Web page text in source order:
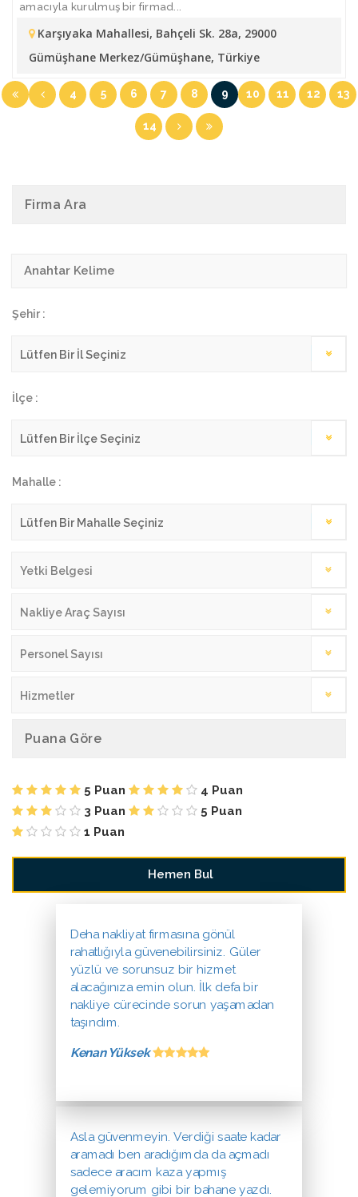
amacıyla kurulmuş bir firmad...
Karşıyaka Mahallesi, Bahçeli Sk. 28a, 29000
Gümüşhane Merkez/Gümüşhane, Türkiye
4 5 6 7 8 9 10 11 12 13
14
Firma Ara
Şehir :
İlçe :
Mahalle :
Yetki Belgesi
Nakliye Araç Sayısı
Personel Sayısı
Hizmetler
Puana Göre
5 Puan
4 Puan
3 Puan
5 Puan
1 Puan
Deha nakliyat firmasına gönül
rahatlığıyla güvenebilirsiniz. Güler
yüzlü ve sorunsuz bir hizmet
alacağınıza emin olun. İlk defa bir
nakliye cürecinde sorun yaşamadan
taşındım.
Kenan Yüksek
Asla güvenmeyin. Verdiği saate kadar
aramadı ben aradığımda da açmadı
sadece aracım kaza yapmış
gelemiyorum gibi bir bahane yazdı.